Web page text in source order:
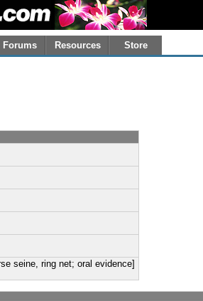
Forums Resources Store
seine, ring net; oral evidence]